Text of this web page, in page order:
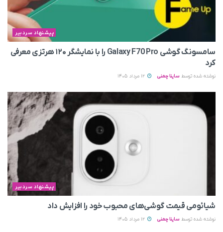
پیشنهاد سردبیر
سامسونگ گوشی Galaxy F70 Pro را با نمایشگر ۱۲۰ هرتزی معرفی
کرد
نوشته شده توسط ساینا چمنی
پیشنهاد سردبیر
شیائومی قیمت گوشی‌های محبوب خود را افزایش داد
نوشته شده توسط ساینا چمنی